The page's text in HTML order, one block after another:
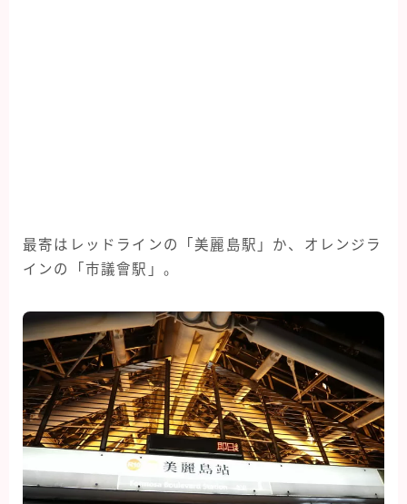
最寄はレッドラインの「美麗島駅」か、オレンジラ
インの「市議會駅」。